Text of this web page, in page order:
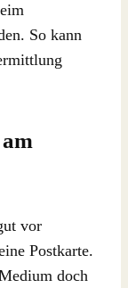
So kann
vor
Postkarte.
doch